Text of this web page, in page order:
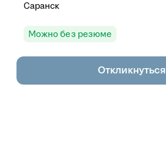
Саранск
Можно без резюме
Откликнуться